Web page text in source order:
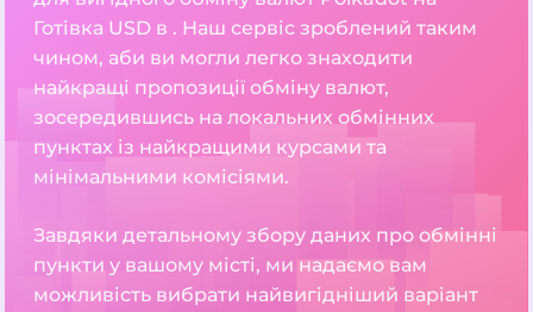
Готівка USD в . Наш сервіс зроблений таким
чином, аби ви могли легко знаходити
найкращі пропозиції обміну валют,
зосередившись на локальних обмінних
пунктах із найкращими курсами та
мінімальними комісіями.
Завдяки детальному збору даних про обмінні
пункти у вашому місті, ми надаємо вам
можливість вибрати найвигідніший варіант